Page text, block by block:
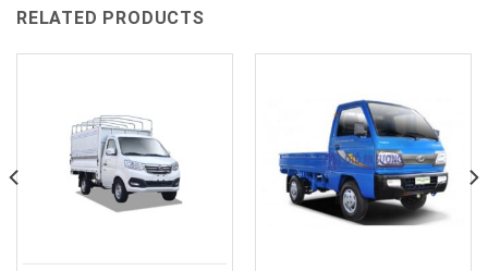
RELATED PRODUCTS